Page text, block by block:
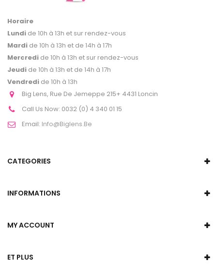
Horaire
Lundi de 10h à 13h et sur rendez-vous
Mardi de 10h à 13h et de 14h à 17h
Mercredi de 10h à 13h et sur rendez-vous
Jeudi de 10h à 13h et de 14h à 17h
Vendredi de 10h à 13h
Big Lens, Rue De Jemeppe 215+ 4431 Loncin
Call Us Now: 0032 (0) 4 340 01 15
Email: Info@biglens.be
CATEGORIES
INFORMATIONS
MY ACCOUNT
ET PLUS